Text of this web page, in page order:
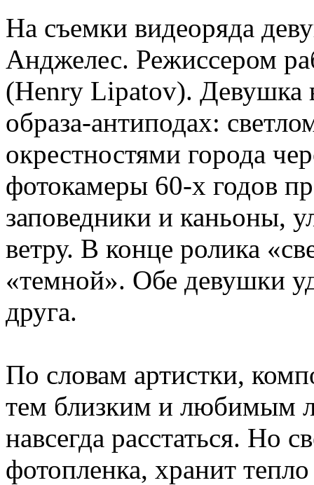
На съемки видеоряда
Анджелес. Режиссером
(Henry Lipatov). Девушка
образа-антиподах:
окрестностями города
фотокамеры 60-х годов
заповедники и каньоны,
ветру. В конце ролика
«темной». Обе девушки
друга.
По словам артистки,
тем близким и любимым
навсегда расстаться. Но
фотопленка, хранит